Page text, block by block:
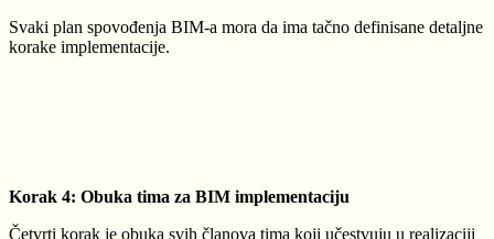
Svaki plan spovođenja BIM-a mora da ima tačno definisane detaljne
korake implementacije.
Korak 4: Obuka tima za BIM implementaciju
Četvrti korak je obuka svih članova tima koji učestvuju u realizaciji